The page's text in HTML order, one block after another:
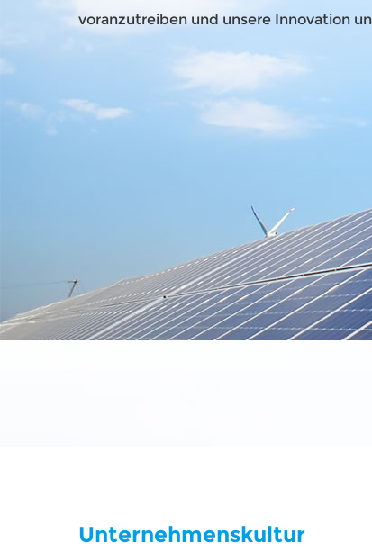
voranzutreiben und unsere Innovation
Unternehmenskultur